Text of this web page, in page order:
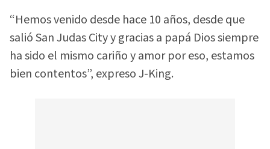
“Hemos venido desde hace 10 años, desde que
salió San Judas City y gracias a papá Dios siempre
ha sido el mismo cariño y amor por eso, estamos
bien contentos”, expreso J-King.